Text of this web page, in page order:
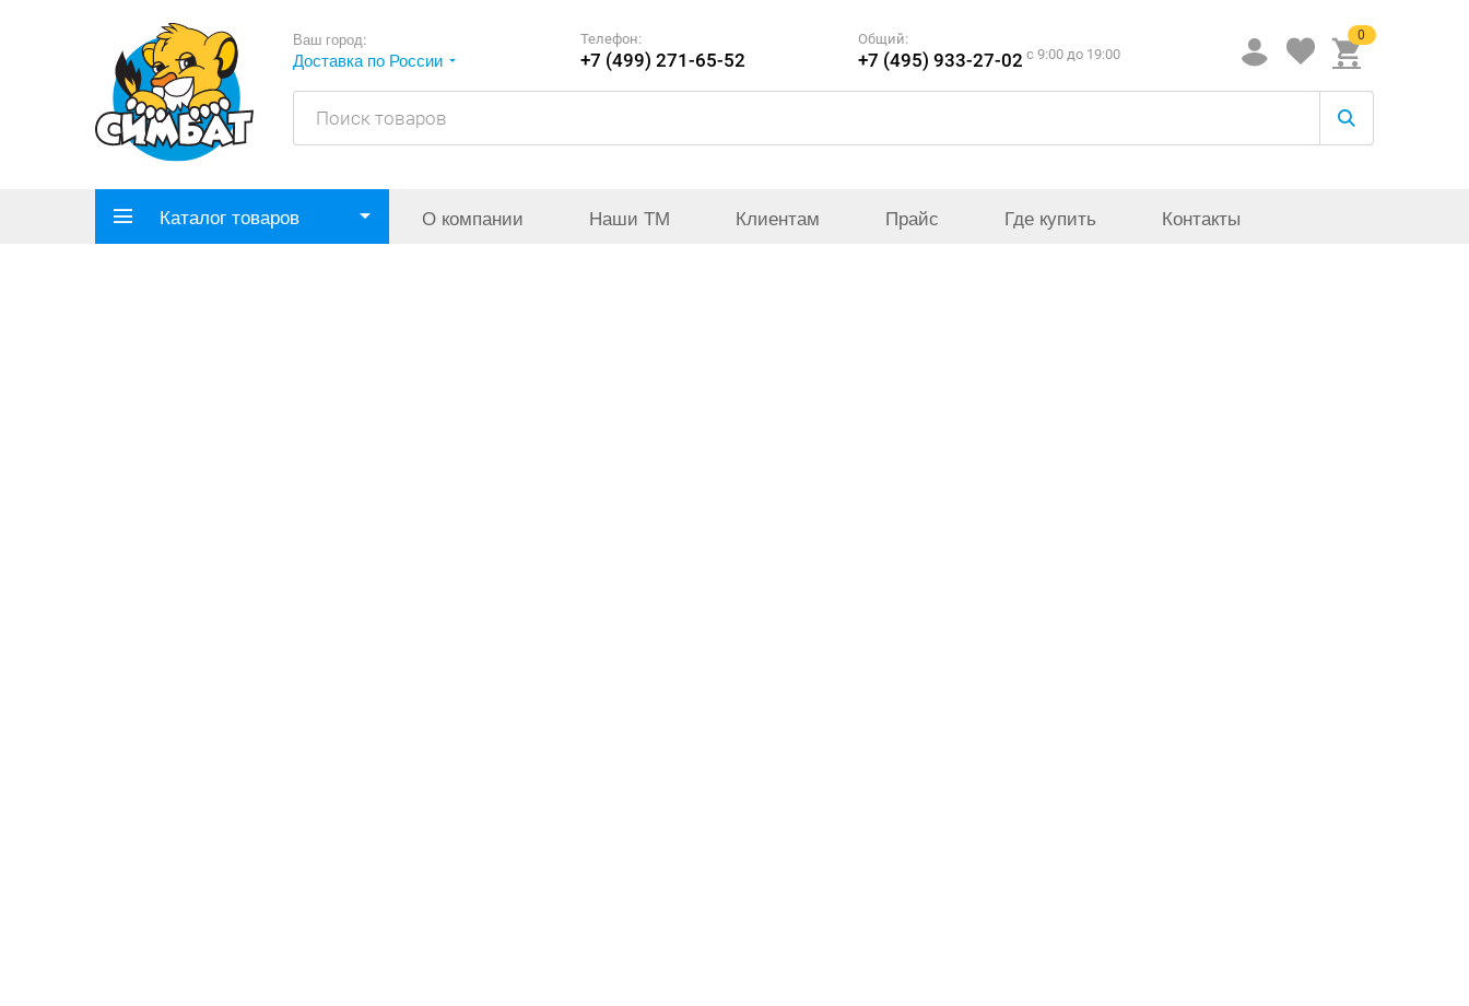
Ваш город:
Доставка по России
Телефон:
+7 (499) 271-65-52
Общий:
+7 (495) 933-27-02 c 9:00 до 19:00
0
Каталог товаров О компании Наши ТМ Клиентам Прайс Где купить Контакты